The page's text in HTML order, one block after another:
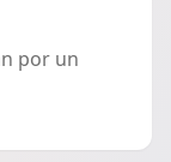
por un